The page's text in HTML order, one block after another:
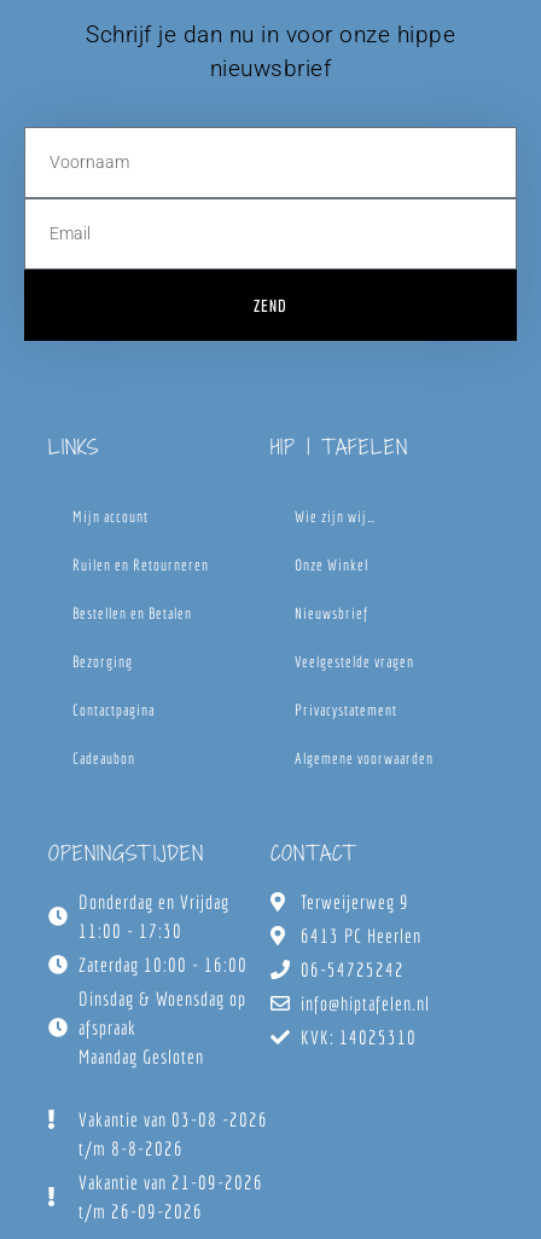
Schrijf je dan nu in voor onze hippe
nieuwsbrief
ZEND
LINKS
Mijn account
Ruilen en Retourneren
Bestellen en Betalen
Bezorging
Contactpagina
Cadeaubon
HIP | TAFELEN
Wie zijn wij…
Onze Winkel
Nieuwsbrief
Veelgestelde vragen
Privacystatement
Algemene voorwaarden
OPENINGSTIJDEN
Donderdag en Vrijdag
11:00 - 17:30
Zaterdag 10:00 - 16:00
Dinsdag & Woensdag op
afspraak
Maandag Gesloten
Vakantie van 03-08 -2026
t/m 8-8-2026
Vakantie van 21-09-2026
t/m 26-09-2026
CONTACT
Terweijerweg 9
6413 PC Heerlen
06-54725242
info@hiptafelen.nl
KVK: 14025310